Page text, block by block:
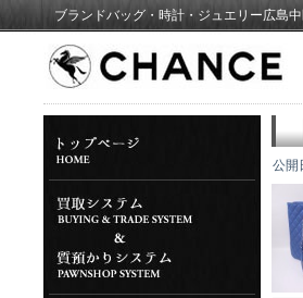
ブランドバッグ・時計・ジュエリー広島
公開